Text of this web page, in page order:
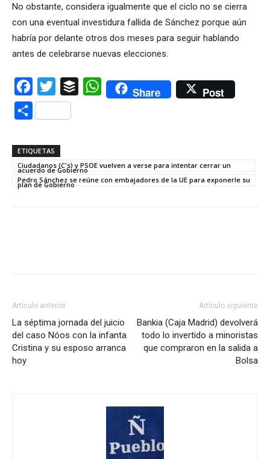
No obstante, considera igualmente que el ciclo no se cierra
con una eventual investidura fallida de Sánchez porque aún
habría por delante otros dos meses para seguir hablando
antes de celebrarse nuevas elecciones.
Facebook
Twitter Buffer WhatsAppShare Post
Compartir
ETIQUETAS
Ciudadanos (C's) y PSOE vuelven a verse para intentar cerrar un
acuerdo de Gobierno
Pedro Sánchez se reúne con embajadores de la UE para exponerle su
plan de Gobierno
Artículo anterior
La séptima jornada del juicio
del caso Nóos con la infanta
Cristina y su esposo arranca
hoy
Artículo siguiente
Bankia (Caja Madrid) devolverá
todo lo invertido a minoristas
que compraron en la salida a
Bolsa